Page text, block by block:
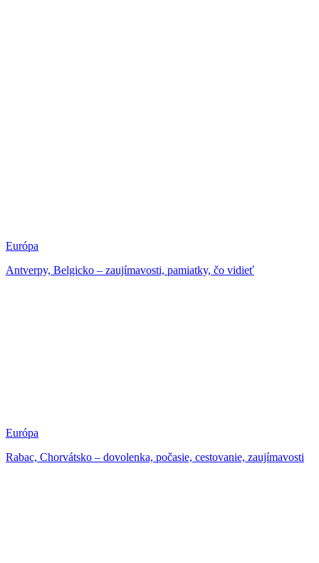
Európa
Antverpy, Belgicko – zaujímavosti, pamiatky, čo vidieť
Európa
Rabac, Chorvátsko – dovolenka, počasie, cestovanie, zaujímavosti